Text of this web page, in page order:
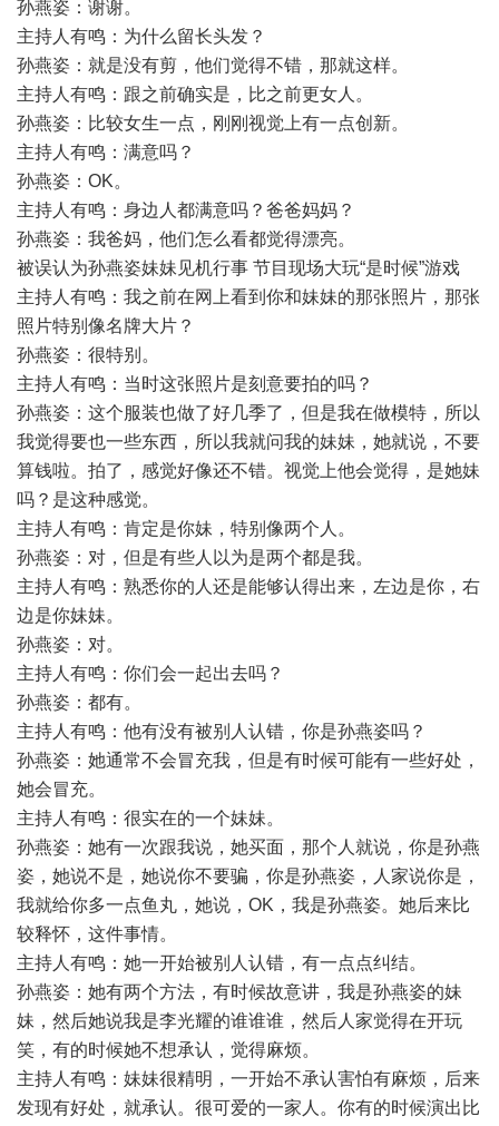
孙燕姿：谢谢。
主持人有鸣：为什么留长头发？
孙燕姿：就是没有剪，他们觉得不错，那就这样。
主持人有鸣：跟之前确实是，比之前更女人。
孙燕姿：比较女生一点，刚刚视觉上有一点创新。
主持人有鸣：满意吗？
孙燕姿：OK。
主持人有鸣：身边人都满意吗？爸爸妈妈？
孙燕姿：我爸妈，他们怎么看都觉得漂亮。
被误认为孙燕姿妹妹见机行事 节目现场大玩“是时候”游戏
主持人有鸣：我之前在网上看到你和妹妹的那张照片，那张
照片特别像名牌大片？
孙燕姿：很特别。
主持人有鸣：当时这张照片是刻意要拍的吗？
孙燕姿：这个服装也做了好几季了，但是我在做模特，所以
我觉得要也一些东西，所以我就问我的妹妹，她就说，不要
算钱啦。拍了，感觉好像还不错。视觉上他会觉得，是她妹
吗？是这种感觉。
主持人有鸣：肯定是你妹，特别像两个人。
孙燕姿：对，但是有些人以为是两个都是我。
主持人有鸣：熟悉你的人还是能够认得出来，左边是你，右
边是你妹妹。
孙燕姿：对。
主持人有鸣：你们会一起出去吗？
孙燕姿：都有。
主持人有鸣：他有没有被别人认错，你是孙燕姿吗？
孙燕姿：她通常不会冒充我，但是有时候可能有一些好处，
她会冒充。
主持人有鸣：很实在的一个妹妹。
孙燕姿：她有一次跟我说，她买面，那个人就说，你是孙燕
姿，她说不是，她说你不要骗，你是孙燕姿，人家说你是，
我就给你多一点鱼丸，她说，OK，我是孙燕姿。她后来比
较释怀，这件事情。
主持人有鸣：她一开始被别人认错，有一点点纠结。
孙燕姿：她有两个方法，有时候故意讲，我是孙燕姿的妹
妹，然后她说我是李光耀的谁谁谁，然后人家觉得在开玩
笑，有的时候她不想承认，觉得麻烦。
主持人有鸣：妹妹很精明，一开始不承认害怕有麻烦，后来
发现有好处，就承认。很可爱的一家人。你有的时候演出比